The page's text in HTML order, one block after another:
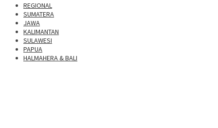
REGIONAL
SUMATERA
JAWA
KALIMANTAN
SULAWESI
PAPUA
HALMAHERA & BALI